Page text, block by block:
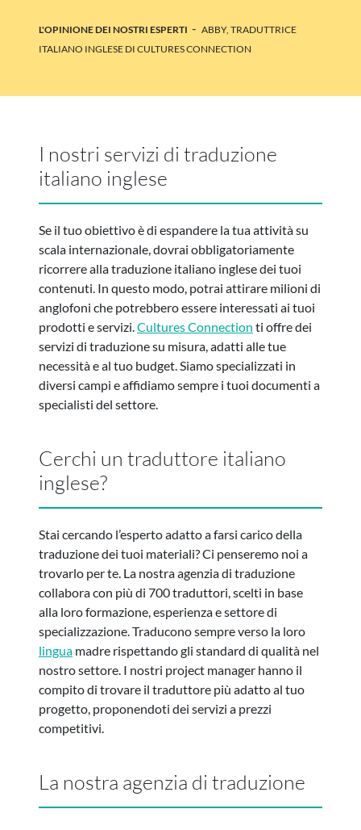
L'OPINIONE DEI NOSTRI ESPERTI - ABBY, TRADUTTRICE
ITALIANO INGLESE DI CULTURES CONNECTION
I nostri servizi di traduzione
italiano inglese
Se il tuo obiettivo è di espandere la tua attività su
scala internazionale, dovrai obbligatoriamente
ricorrere alla traduzione italiano inglese dei tuoi
contenuti. In questo modo, potrai attirare milioni di
anglofoni che potrebbero essere interessati ai tuoi
prodotti e servizi. Cultures Connection ti offre dei
servizi di traduzione su misura, adatti alle tue
necessità e al tuo budget. Siamo specializzati in
diversi campi e affidiamo sempre i tuoi documenti a
specialisti del settore.
Cerchi un traduttore italiano
inglese?
Stai cercando l’esperto adatto a farsi carico della
traduzione dei tuoi materiali? Ci penseremo noi a
trovarlo per te. La nostra agenzia di traduzione
collabora con più di 700 traduttori, scelti in base
alla loro formazione, esperienza e settore di
specializzazione. Traducono sempre verso la loro
lingua madre rispettando gli standard di qualità nel
nostro settore. I nostri project manager hanno il
compito di trovare il traduttore più adatto al tuo
progetto, proponendoti dei servizi a prezzi
competitivi.
La nostra agenzia di traduzione